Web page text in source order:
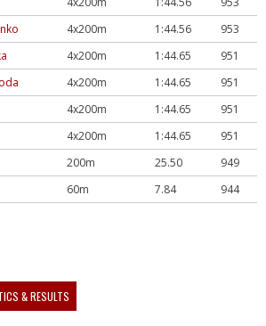
4x200m 1:44.56
953
4x200m 1:44.65
951
4x200m 1:44.65
951
4x200m 1:44.65
951
4x200m 1:44.65
951
200m 25.50
949
60m 7.84 944
& RESULTS